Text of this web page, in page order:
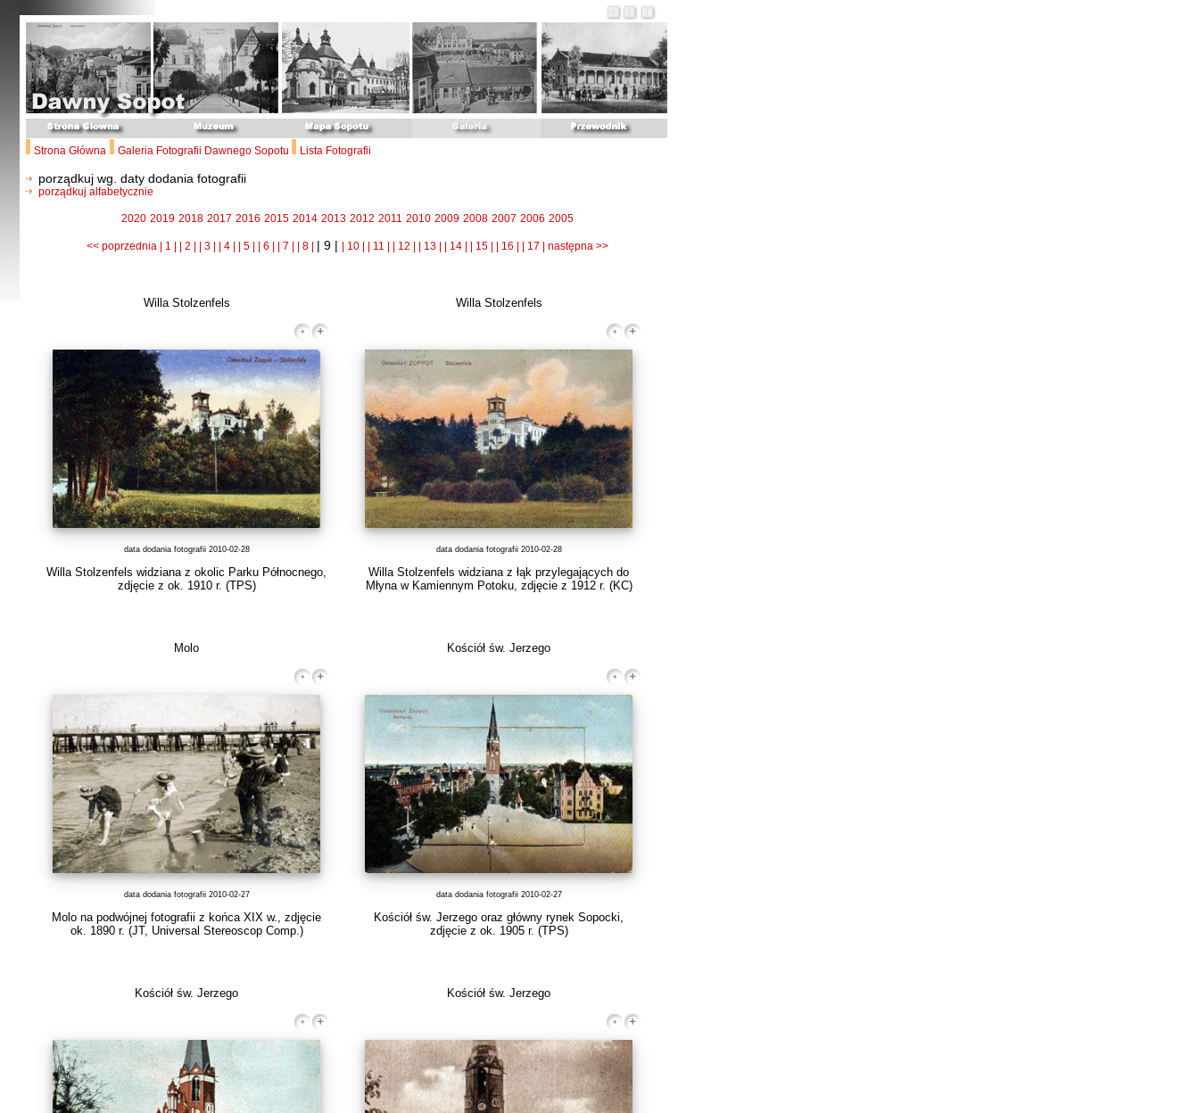
Strona Główna Galeria Fotografii Dawnego Sopotu Lista Fotografii
porządkuj wg. daty dodania fotografii
porządkuj alfabetycznie
2020 2019 2018 2017 2016 2015 2014 2013 2012 2011 2010 2009 2008 2007 2006 2005
<< poprzednia | 1 | | 2 | | 3 | | 4 | | 5 | | 6 | | 7 | | 8 | | 9 | | 10 | | 11 | | 12 | | 13 | | 14 | | 15 | | 16 | | 17 | następna >>
Willa Stolzenfels
data dodania fotografii 2010-02-28
Willa Stolzenfels widziana z okolic Parku Północnego,
zdjęcie z ok. 1910 r. (TPS)
Willa Stolzenfels
data dodania fotografii 2010-02-28
Willa Stolzenfels widziana z łąk przylegających do
Młyna w Kamiennym Potoku, zdjęcie z 1912 r. (KC)
Molo
data dodania fotografii 2010-02-27
Molo na podwójnej fotografii z końca XIX w., zdjęcie
ok. 1890 r. (JT, Universal Stereoscop Comp.)
Kościół św. Jerzego
data dodania fotografii 2010-02-27
Kościół św. Jerzego oraz główny rynek Sopocki,
zdjęcie z ok. 1905 r. (TPS)
Kościół św. Jerzego Kościół św. Jerzego